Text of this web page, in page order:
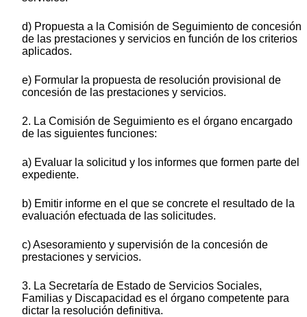
d) Propuesta a la Comisión de Seguimiento de concesión
de las prestaciones y servicios en función de los criterios
aplicados.
e) Formular la propuesta de resolución provisional de
concesión de las prestaciones y servicios.
2. La Comisión de Seguimiento es el órgano encargado
de las siguientes funciones:
a) Evaluar la solicitud y los informes que formen parte del
expediente.
b) Emitir informe en el que se concrete el resultado de la
evaluación efectuada de las solicitudes.
c) Asesoramiento y supervisión de la concesión de
prestaciones y servicios.
3. La Secretaría de Estado de Servicios Sociales,
Familias y Discapacidad es el órgano competente para
dictar la resolución definitiva.